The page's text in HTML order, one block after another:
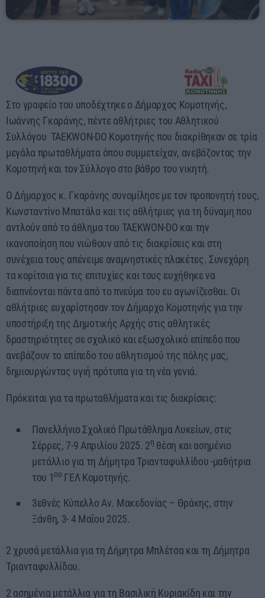
ERKO.GR
00:00 - 03:00
Στο γραφείο του υποδέχτηκε ο Δήμαρχος Κομοτηνής,
Ιωάννης Γκαράνης, πέντε αθλήτριες του Αθλητικού
Συλλόγου TAEKWON-DO Κομοτηνής που διακρίθηκαν σε τρία
μεγάλα πρωταθλήματα όπου συμμετείχαν, ανεβάζοντας την
Κομοτηνή και τον Σύλλογο στο βάθρο του νικητή.
Ο Δήμαρχος κ. Γκαράνης συνομίλησε με τον προπονητή τους,
Κωνσταντίνο Μπατάλα και τις αθλήτριες για τη δύναμη που
αντλούν από το άθλημα του TAEKWON-DO και την
ικανοποίηση που νιώθουν από τις διακρίσεις και στη
συνέχεια τους απένειμε αναμνηστικές πλακέτες. Συνεχάρη
τα κορίτσια για τις επιτυχίες και τους ευχήθηκε να
διαπνέονται πάντα από το πνεύμα του ευ αγωνίζεσθαι. Οι
αθλήτριες ευχαρίστησαν τον Δήμαρχο Κομοτηνής για την
υποστήριξη της Δημοτικής Αρχής στις αθλητικές
δραστηριότητες σε σχολικό και εξωσχολικό επίπεδο που
ανεβάζουν το επίπεδο του αθλητισμού της πόλης μας,
δημιουργώντας υγιή πρότυπα για τη νέα γενιά.
Πρόκειται για τα πρωταθλήματα και τις διακρίσεις:
Πανελλήνιο Σχολικό Πρωτάθλημα Λυκείων, στις
Σέρρες, 7-9 Απριλίου 2025. 2η θέση και ασημένιο
μετάλλιο για τη Δήμητρα Τριανταφυλλίδου -μαθήτρια
του 1ου ΓΕΛ Κομοτηνής.
3εθνές Κύπελλο Αν. Μακεδονίας – Θράκης, στην
Ξάνθη, 3- 4 Μαΐου 2025.
2 χρυσά μετάλλια για τη Δήμητρα Μπλέτσα και τη Δήμητρα
Τριανταφυλλίδου.
2 ασημένια μετάλλια για τη Βασιλική Κυριακίδη και την